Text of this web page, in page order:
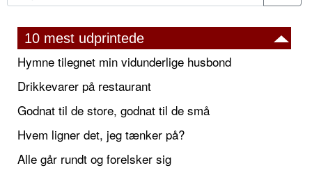
10 mest udprintede
Hymne tilegnet min vidunderlige husbond
Drikkevarer på restaurant
Godnat til de store, godnat til de små
Hvem ligner det, jeg tænker på?
Alle går rundt og forelsker sig